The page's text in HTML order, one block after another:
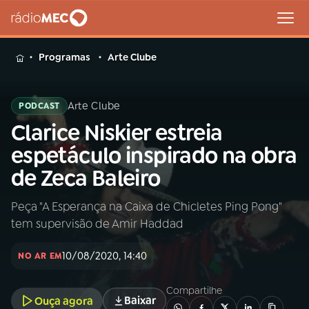
MENU
Buscar
na
Rádio
MEC
Buscar
Início AO VIVO
INÍCIO
A RÁDIO
Programas Arte Clube
PODCAST Arte Clube
Clarice Niskier estreia
espetáculo inspirado na obra
de Zeca Baleiro
Peça "A Esperança na Caixa de Chicletes Ping Pong"
tem supervisão de Amir Haddad
NO AR EM10/08/2020, 14:40
Ouça agora Baixar
Compartilhe